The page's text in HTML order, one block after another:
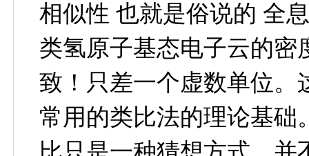
相似性 也就是俗说的 全
类氢原子基态电子云的密
致！只差一个虚数单位。
常用的类比法的理论基础